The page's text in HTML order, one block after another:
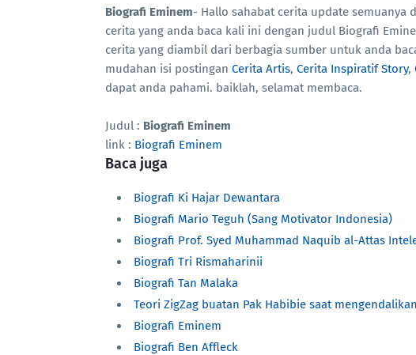
Biografi Eminem- Hallo sahabat cerita update semuanya
cerita yang anda baca kali ini dengan judul Biografi
cerita yang diambil dari berbagia sumber untuk anda
mudahan isi postingan Cerita Artis, Cerita Inspiratif Story,
dapat anda pahami. baiklah, selamat membaca.
Judul : Biografi Eminem
link : Biografi Eminem
Baca juga
Biografi Ki Hajar Dewantara
Biografi Mario Teguh (Sang Motivator Indonesia)
Biografi Prof. Syed Muhammad Naquib al-Attas
Biografi Tri Rismaharinii
Biografi Tan Malaka
Teori ZigZag buatan Pak Habibie saat
Biografi Eminem
Biografi Ben Affleck